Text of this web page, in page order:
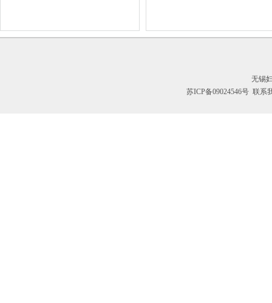
无锡
苏ICP备09024546号 联系